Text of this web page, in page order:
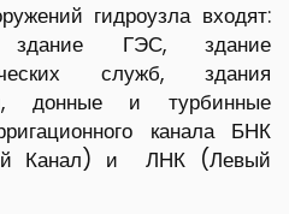
гидроузла входят:
здание ГЭС, здание
служб, здания
донные и турбинные
канала БНК
Канал) и ЛНК (Левый